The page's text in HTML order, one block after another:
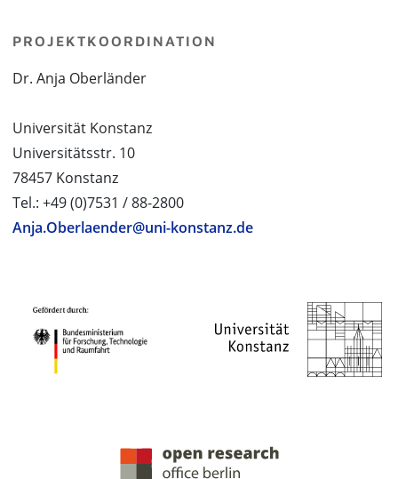
PROJEKTKOORDINATION
Dr. Anja Oberländer
Universität Konstanz
Universitätsstr. 10
78457 Konstanz
Tel.: +49 (0)7531 / 88-2800
Anja.Oberlaender@uni-konstanz.de